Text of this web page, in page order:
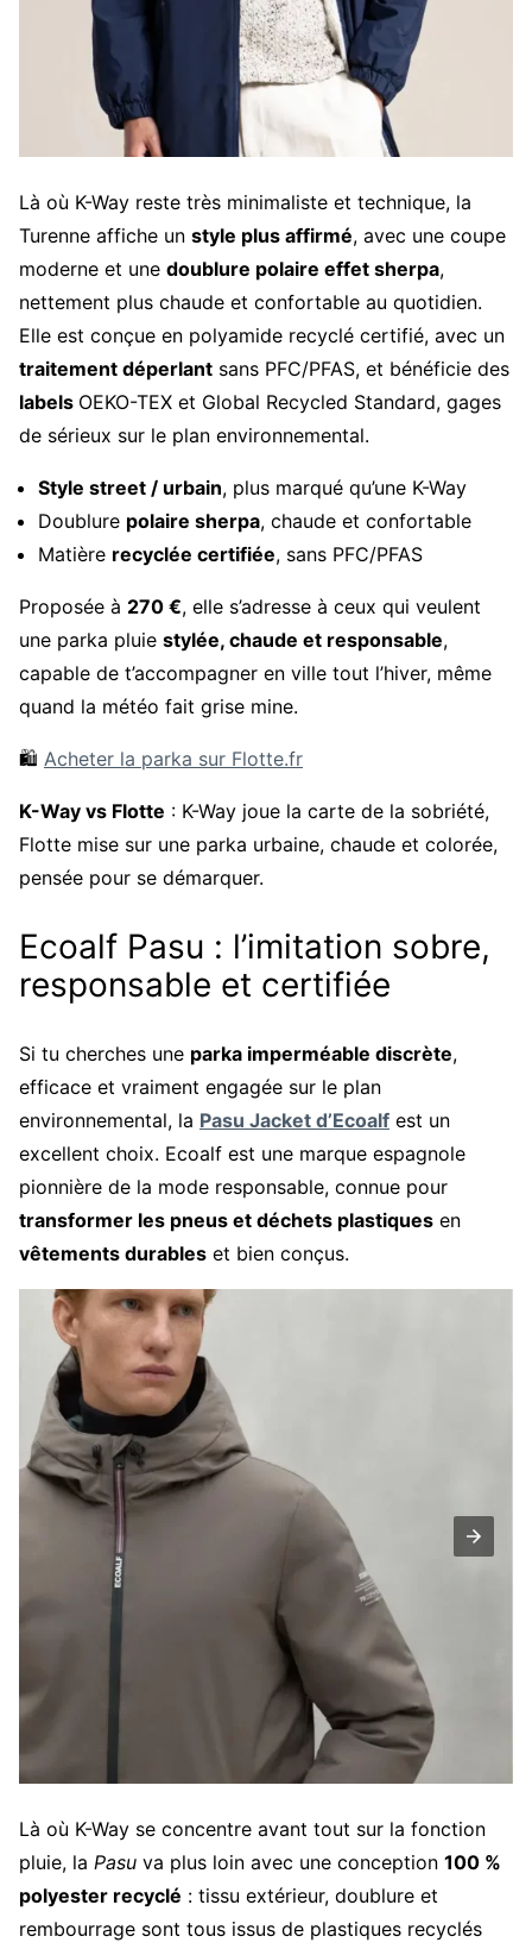
Là où K-Way reste très minimaliste et technique, la
Turenne affiche un style plus affirmé, avec une coupe
moderne et une doublure polaire effet sherpa,
nettement plus chaude et confortable au quotidien.
Elle est conçue en polyamide recyclé certifié, avec un
traitement déperlant sans PFC/PFAS, et bénéficie des
labels OEKO-TEX et Global Recycled Standard, gages
de sérieux sur le plan environnemental.
Style street / urbain, plus marqué qu’une K-Way
Doublure polaire sherpa, chaude et confortable
Matière recyclée certifiée, sans PFC/PFAS
Proposée à 270 €, elle s’adresse à ceux qui veulent
une parka pluie stylée, chaude et responsable,
capable de t’accompagner en ville tout l’hiver, même
quand la météo fait grise mine.
🛍️ Acheter la parka sur Flotte.fr
K-Way vs Flotte : K-Way joue la carte de la sobriété,
Flotte mise sur une parka urbaine, chaude et colorée,
pensée pour se démarquer.
Ecoalf Pasu : l’imitation sobre,
responsable et certifiée
Si tu cherches une parka imperméable discrète,
efficace et vraiment engagée sur le plan
environnemental, la Pasu Jacket d’Ecoalf est un
excellent choix. Ecoalf est une marque espagnole
pionnière de la mode responsable, connue pour
transformer les pneus et déchets plastiques en
vêtements durables et bien conçus.
Là où K-Way se concentre avant tout sur la fonction
pluie, la Pasu va plus loin avec une conception 100 %
polyester recyclé : tissu extérieur, doublure et
rembourrage sont tous issus de plastiques recyclés